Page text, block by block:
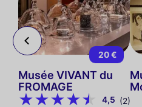
20 €
Musée VIVANT du
FROMAGE
4,5 (2)